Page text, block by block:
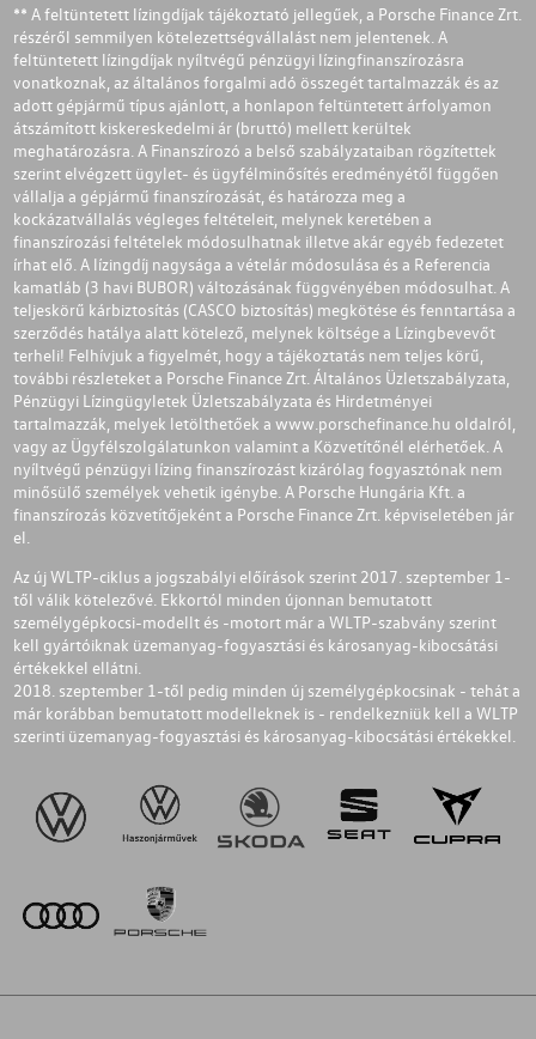
** A feltüntetett lízingdíjak tájékoztató jellegűek, a Porsche Finance Zrt.
részéről semmilyen kötelezettségvállalást nem jelentenek. A
feltüntetett lízingdíjak nyíltvégű pénzügyi lízingfinanszírozásra
vonatkoznak, az általános forgalmi adó összegét tartalmazzák és az
adott gépjármű típus ajánlott, a honlapon feltüntetett árfolyamon
átszámított kiskereskedelmi ár (bruttó) mellett kerültek
meghatározásra. A Finanszírozó a belső szabályzataiban rögzítettek
szerint elvégzett ügylet- és ügyfélminősítés eredményétől függően
vállalja a gépjármű finanszírozását, és határozza meg a
kockázatvállalás végleges feltételeit, melynek keretében a
finanszírozási feltételek módosulhatnak illetve akár egyéb fedezetet
írhat elő. A lízingdíj nagysága a vételár módosulása és a Referencia
kamatláb (3 havi BUBOR) változásának függvényében módosulhat. A
teljeskörű kárbiztosítás (CASCO biztosítás) megkötése és fenntartása a
szerződés hatálya alatt kötelező, melynek költsége a Lízingbevevőt
terheli! Felhívjuk a figyelmét, hogy a tájékoztatás nem teljes körű,
további részleteket a Porsche Finance Zrt. Általános Üzletszabályzata,
Pénzügyi Lízingügyletek Üzletszabályzata és Hirdetményei
tartalmazzák, melyek letölthetőek a www.porschefinance.hu oldalról,
vagy az Ügyfélszolgálatunkon valamint a Közvetítőnél elérhetőek. A
nyíltvégű pénzügyi lízing finanszírozást kizárólag fogyasztónak nem
minősülő személyek vehetik igénybe. A Porsche Hungária Kft. a
finanszírozás közvetítőjeként a Porsche Finance Zrt. képviseletében jár
el.
Az új WLTP-ciklus a jogszabályi előírások szerint 2017. szeptember 1-
től válik kötelezővé. Ekkortól minden újonnan bemutatott
személygépkocsi-modellt és -motort már a WLTP-szabvány szerint
kell gyártóiknak üzemanyag-fogyasztási és károsanyag-kibocsátási
értékekkel ellátni.
2018. szeptember 1-től pedig minden új személygépkocsinak - tehát a
már korábban bemutatott modelleknek is - rendelkezniük kell a WLTP
szerinti üzemanyag-fogyasztási és károsanyag-kibocsátási értékekkel.